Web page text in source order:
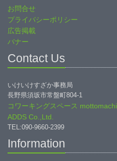
お問合せ
プライバシーポリシー
広告掲載
バナー
Contact Us
いけいけすざか事務局
長野県須坂市常盤町804-1
コワーキングスペース mottomachi
ADDS Co.,Ltd.
TEL:090-9660-2399
Information